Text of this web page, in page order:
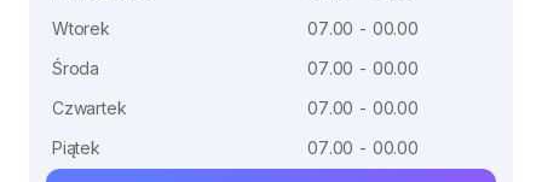
Wtorek
07.00 - 00.00
Środa
07.00 - 00.00
Czwartek
07.00 - 00.00
Piątek
07.00 - 00.00